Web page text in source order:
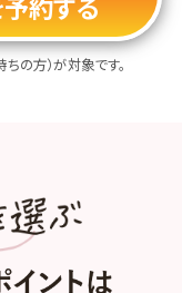
の方）が対象です。